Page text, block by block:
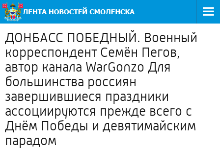
ДОНБАСС ПОБЕДНЫЙ. Военный
корреспондент Семён Пегов,
автор канала WarGonzo Для
большинства россиян
завершившиеся праздники
ассоциируются прежде всего с
Днём Победы и девятимайским
парадом